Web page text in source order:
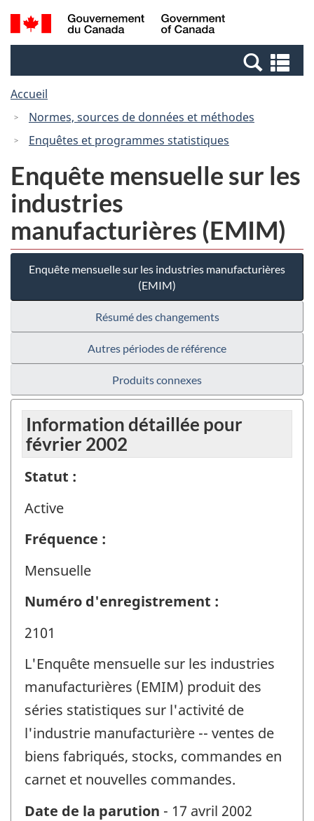
Passer
au
Passer
à
Canada
Recherche
et
et
Accueil
Normes, sources de données et méthodes
Enquêtes et programmes statistiques
Enquête mensuelle sur les
industries
manufacturières (EMIM)
Enquête mensuelle sur les industries manufacturières
(EMIM)
Résumé des changements
Autres périodes de référence
Produits connexes
Information détaillée pour
février 2002
Statut :
Active
Fréquence :
Mensuelle
Numéro d'enregistrement :
2101
L'Enquête mensuelle sur les industries
manufacturières (EMIM) produit des
séries statistiques sur l'activité de
l'industrie manufacturière -- ventes de
biens fabriqués, stocks, commandes en
carnet et nouvelles commandes.
Date de la parution - 17 avril 2002